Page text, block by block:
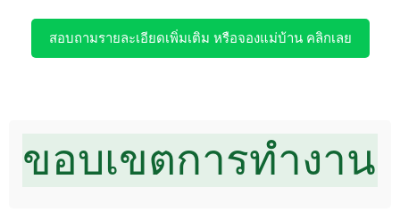
สอบถามรายละเอียดเพิ่มเติม หรือจองแม่บ้าน คลิกเลย
ขอบเขตการทำงาน